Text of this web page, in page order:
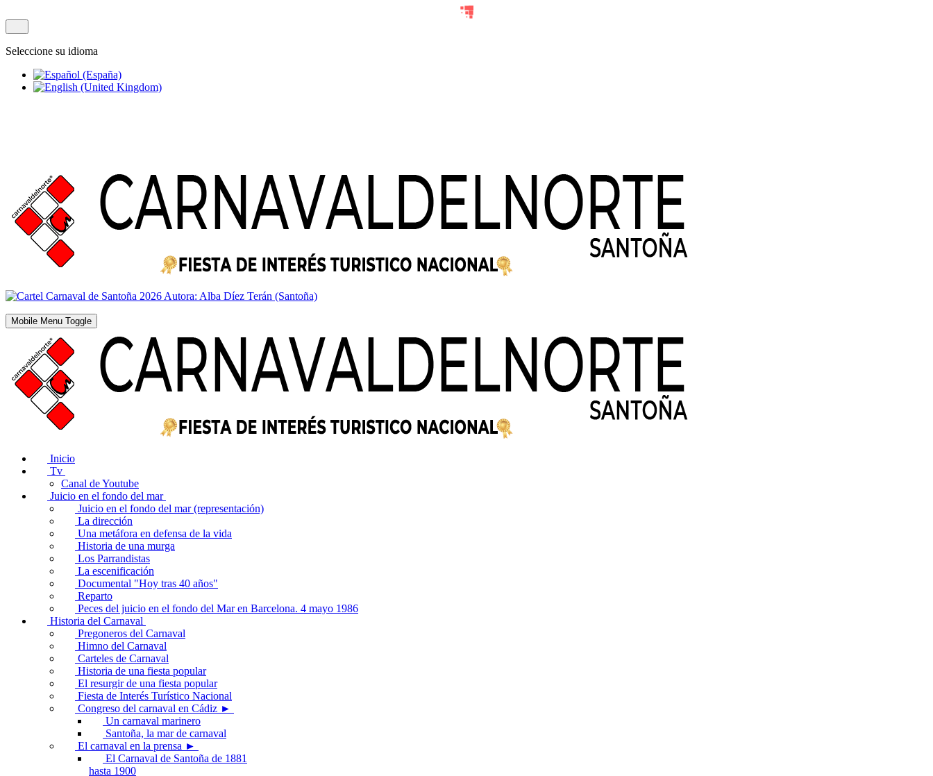
Seleccione su idioma
Mobile Menu Toggle
Inicio
Tv
Canal de Youtube
Juicio en el fondo del mar
Juicio en el fondo del mar (representación)
La dirección
Una metáfora en defensa de la vida
Historia de una murga
Los Parrandistas
La escenificación
Documental "Hoy tras 40 años"
Reparto
Peces del juicio en el fondo del Mar en Barcelona. 4 mayo 1986
Historia del Carnaval
Pregoneros del Carnaval
Himno del Carnaval
Carteles de Carnaval
Historia de una fiesta popular
El resurgir de una fiesta popular
Fiesta de Interés Turístico Nacional
Congreso del carnaval en Cádiz ►
Un carnaval marinero
Santoña, la mar de carnaval
El carnaval en la prensa ►
El Carnaval de Santoña de 1881
hasta 1900